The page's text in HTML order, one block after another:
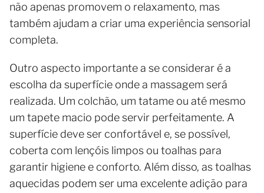
não apenas promovem o relaxamento, mas
também ajudam a criar uma experiência sensorial
completa.
Outro aspecto importante a se considerar é a
escolha da superfície onde a massagem será
realizada. Um colchão, um tatame ou até mesmo
um tapete macio pode servir perfeitamente. A
superfície deve ser confortável e, se possível,
coberta com lençóis limpos ou toalhas para
garantir higiene e conforto. Além disso, as toalhas
aquecidas podem ser uma excelente adição para